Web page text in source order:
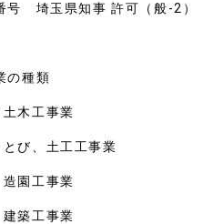
事 許可（般-2）
類
業
工事業
業
業